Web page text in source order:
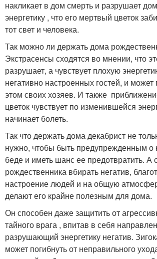
накликает в дом смерть и разрушает
энергетику , что его мертвый цветок
тот свет и человека.
Так можно ли держать дома
Экстрасенсы сходятся во мнении, что
разрушает, а чувствует плохую
негативно настроенных гостей, и
этом своих хозяев. И также
цветок чувствует по изменившейся
начинает болеть.
Так что держать дома декабрист не
нужно, чтобы быть предупрежденным о
беде и иметь шанс ее предотвратить. А
рождественника вбирать негатив,
настроение людей и на общую
делают его крайне полезным для дома.
Он способен даже защитить от
тайного врага , впитав в себя
разрушающий энергетику негатив.
может погибнуть от неправильного